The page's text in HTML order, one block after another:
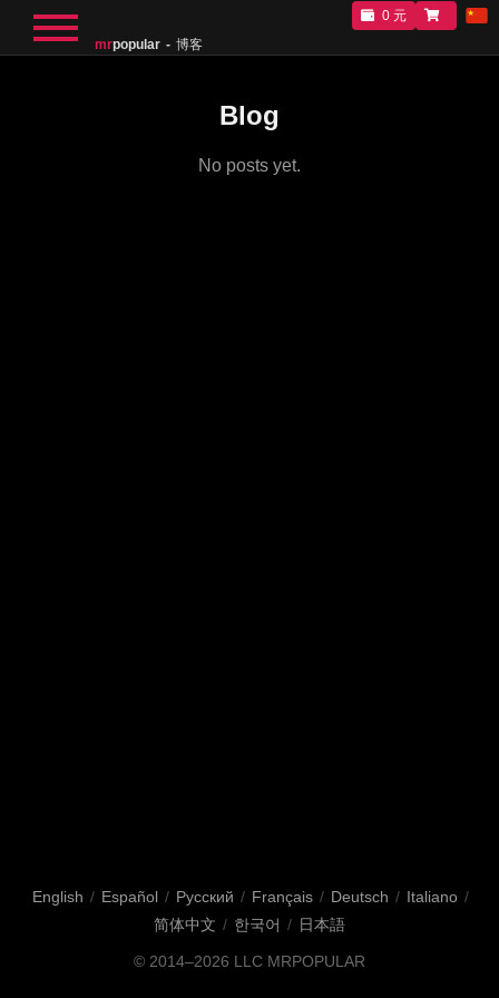
mrpopular 博客
0 元
Blog
No posts yet.
English / Español / Русский / Français / Deutsch / Italiano /
简体中文 / 한국어 / 日本語
© 2014–2026 LLC MRPOPULAR